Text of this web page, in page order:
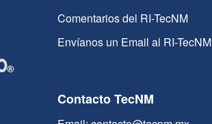
Comentarios del RI-TecNM
Envíanos un Email al RI-TecNM
Contacto TecNM